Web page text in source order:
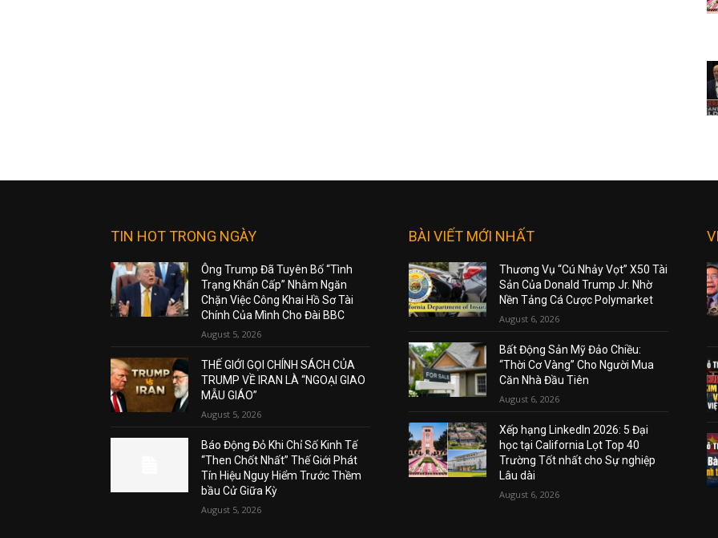
TIN HOT TRONG NGÀY
Ông Trump Đã Tuyên Bố “Tình
Trạng Khẩn Cấp” Nhằm Ngăn
Chặn Việc Công Khai Hồ Sơ Tài
Chính Của Mình Cho Đài BBC
August 5, 2026
THẾ GIỚI GỌI CHÍNH SÁCH CỦA
TRUMP VỀ IRAN LÀ “NGOẠI GIAO
MẪU GIÁO”
August 5, 2026
Báo Động Đỏ Khi Chỉ Số Kinh Tế
“Then Chốt Nhất” Thế Giới Phát
Tín Hiệu Nguy Hiểm Trước Thềm
bầu Cử Giữa Kỳ
August 5, 2026
BÀI VIẾT MỚI NHẤT
Thương Vụ “Cú Nhảy Vọt” X50 Tài
Sản Của Donald Trump Jr. Nhờ
Nền Tảng Cá Cược Polymarket
August 6, 2026
Bất Động Sản Mỹ Đảo Chiều:
“Thời Cơ Vàng” Cho Người Mua
Căn Nhà Đầu Tiên
August 6, 2026
Xếp hạng LinkedIn 2026: 5 Đại
học tại California Lọt Top 40
Trường Tốt nhất cho Sự nghiệp
Lâu dài
August 6, 2026